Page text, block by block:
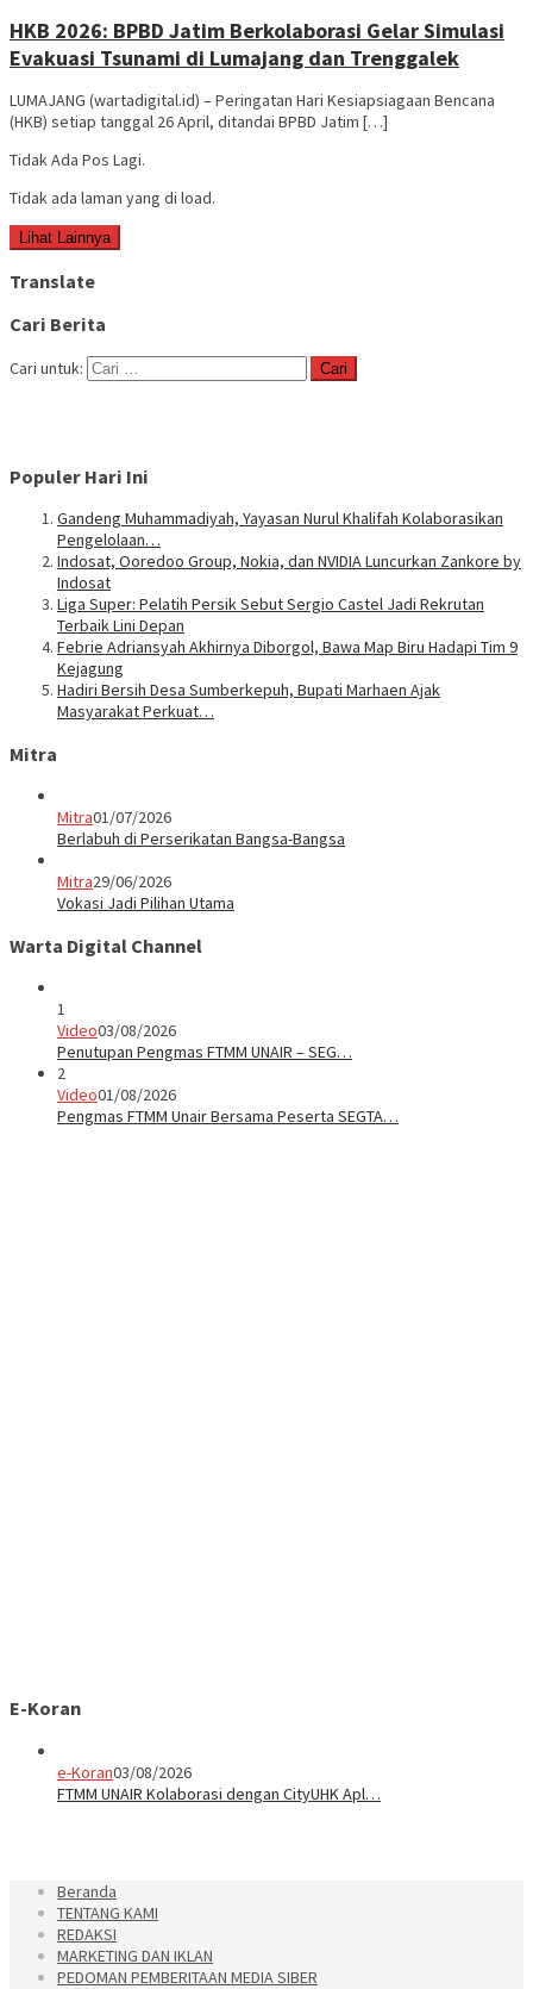
HKB 2026: BPBD Jatim Berkolaborasi Gelar Simulasi
Evakuasi Tsunami di Lumajang dan Trenggalek
LUMAJANG (wartadigital.id) – Peringatan Hari Kesiapsiagaan Bencana
(HKB) setiap tanggal 26 April, ditandai BPBD Jatim […]
Tidak Ada Pos Lagi.
Tidak ada laman yang di load.
Lihat Lainnya
Translate
Cari Berita
Cari untuk:
Populer Hari Ini
Gandeng Muhammadiyah, Yayasan Nurul Khalifah Kolaborasikan
Pengelolaan…
Indosat, Ooredoo Group, Nokia, dan NVIDIA Luncurkan Zankore by
Indosat
Liga Super: Pelatih Persik Sebut Sergio Castel Jadi Rekrutan
Terbaik Lini Depan
Febrie Adriansyah Akhirnya Diborgol, Bawa Map Biru Hadapi Tim 9
Kejagung
Hadiri Bersih Desa Sumberkepuh, Bupati Marhaen Ajak
Masyarakat Perkuat…
Mitra
Mitra01/07/2026
Berlabuh di Perserikatan Bangsa-Bangsa
Mitra29/06/2026
Vokasi Jadi Pilihan Utama
Warta Digital Channel
1
Video03/08/2026
Penutupan Pengmas FTMM UNAIR – SEG…
2
Video01/08/2026
Pengmas FTMM Unair Bersama Peserta SEGTA…
E-Koran
e-Koran03/08/2026
FTMM UNAIR Kolaborasi dengan CityUHK Apl…
Beranda
TENTANG KAMI
REDAKSI
MARKETING DAN IKLAN
PEDOMAN PEMBERITAAN MEDIA SIBER